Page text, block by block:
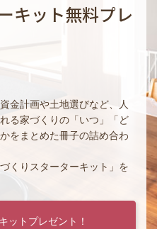
キット無料プレ
金計画や土地選びなど、人
る家づくりの「いつ」「ど
をまとめた冊子の詰め合わ
くりスターターキット」を
ットプレゼント！